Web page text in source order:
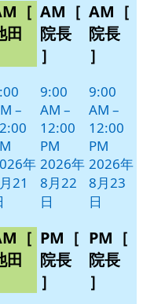
月
21
イ
ベ
ト)
［
田
–
年
21
［
田
月
22
日
イ
ベ
ト)
AM［
院長
］
9:00
AM –
12:00
PM
2026年
8月22
日
PM［
院長
］
月
23
日
イ
AM［
院長
］
9:00
AM –
12:00
PM
2026年
8月23
日
PM［
院長
］